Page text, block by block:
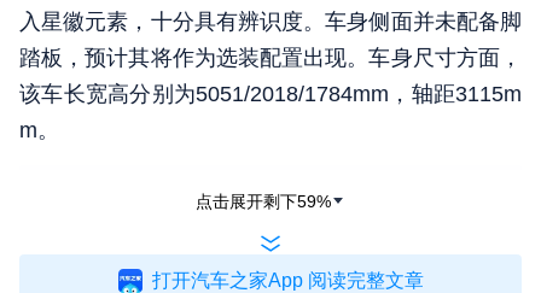
入星徽元素，十分具有辨识度。车身侧面并未配备脚
踏板，预计其将作为选装配置出现。车身尺寸方面，
该车长宽高分别为5051/2018/1784mm，轴距3115m
m。
点击展开剩下59%
打开汽车之家App 阅读完整文章